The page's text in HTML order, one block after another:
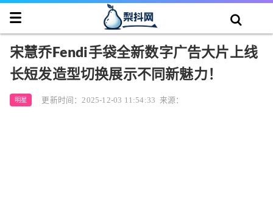
宋慧乔Fendi手袋全新数字广告大片上线
长短发造型切换展示不同新魅力！
明星 更新时间：2025-12-03 11:54:33 来源：